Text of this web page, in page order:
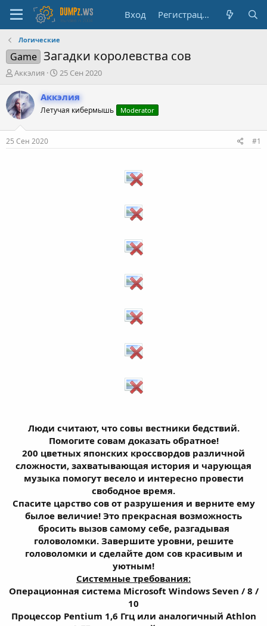
Вход Регистрация
Логические
Game Загадки королевства сов
А
т
о
р
е
м
Аккэлия
Д
т
а
н
25 Сен 2020
Аккэлия
Летучая кибермышь Moderator
25 Сен 2020 #1
Люди считают, что совы вестники бедствий.
Помогите совам доказать обратное!
200 цветных японских кроссвордов различной
сложности, захватывающая история и чарующая
музыка помогут весело и интересно провести
свободное время.
Спасите царство сов от разрушения и верните ему
былое величие! Это прекрасная возможность
бросить вызов самому себе, разгадывая
головоломки. Завершите уровни, решите
головоломки и сделайте дом сов красивым и
уютным!
Системные требования:
Операционная система Microsoft Windows Seven / 8 /
10
Процессор Pentium 1,6 Ггц или аналогичный Athlon